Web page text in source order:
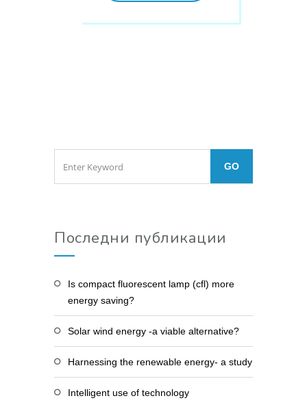
Последни публикации
Is compact fluorescent lamp (cfl) more
energy saving?
Solar wind energy -a viable alternative?
Harnessing the renewable energy- a study
Intelligent use of technology